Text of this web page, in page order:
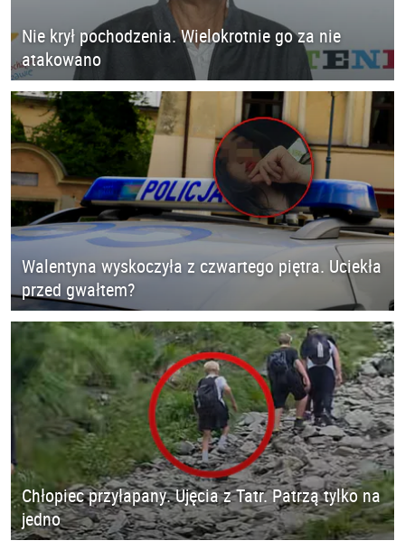
Nie krył pochodzenia. Wielokrotnie go za nie
atakowano
Walentyna wyskoczyła z czwartego piętra. Uciekła
przed gwałtem?
Chłopiec przyłapany. Ujęcia z Tatr. Patrzą tylko na
jedno